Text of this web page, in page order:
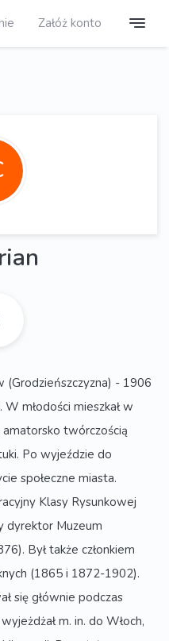
Załóż konto
(Grodzieńszczyzna) - 1906
młodości mieszkał w
amatorsko twórczością
Po wyjeździe do
społeczne miasta.
Klasy Rysunkowej
dyrektor Muzeum
Był także członkiem
(1865 i 1872-1902).
się głównie podczas
m. in. do Włoch,